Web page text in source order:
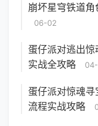
崩坏星穹铁道
06-02
蛋仔派对逃出
实战全攻略
蛋仔派对惊魂
流程实战攻略